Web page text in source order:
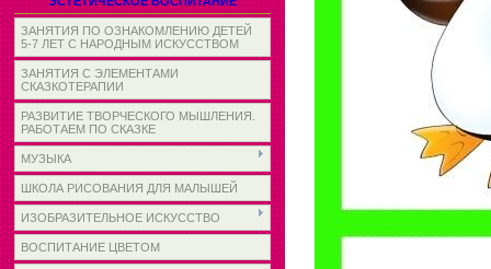
ЗАНЯТИЯ ПО ОЗНАКОМЛЕНИЮ ДЕТЕЙ
5-7 ЛЕТ С НАРОДНЫМ ИСКУССТВОМ
ЗАНЯТИЯ С ЭЛЕМЕНТАМИ
СКАЗКОТЕРАПИИ
РАЗВИТИЕ ТВОРЧЕСКОГО МЫШЛЕНИЯ.
РАБОТАЕМ ПО СКАЗКЕ
МУЗЫКА
ШКОЛА РИСОВАНИЯ ДЛЯ МАЛЫШЕЙ
ИЗОБРАЗИТЕЛЬНОЕ ИСКУССТВО
ВОСПИТАНИЕ ЦВЕТОМ